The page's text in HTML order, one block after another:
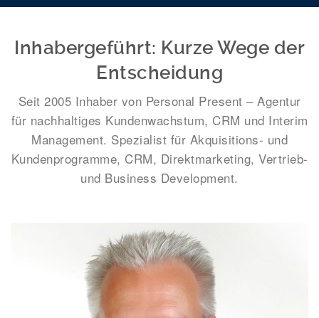
Inhabergeführt: Kurze Wege der
Entscheidung
Seit 2005 Inhaber von Personal Present – Agentur
für nachhaltiges Kundenwachstum, CRM und Interim
Management. Spezialist für Akquisitions- und
Kundenprogramme, CRM, Direktmarketing, Vertrieb-
und Business Development.